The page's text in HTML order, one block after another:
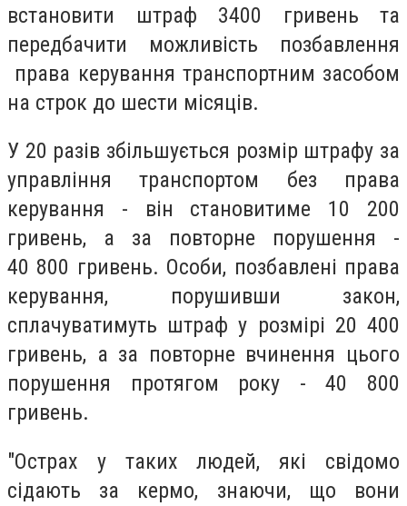
встановити штраф 3400 гривень та
передбачити можливість позбавлення
права керування транспортним засобом
на строк до шести місяців.
У 20 разів збільшується розмір штрафу за
управління транспортом без права
керування - він становитиме 10 200
гривень, а за повторне порушення -
40 800 гривень. Особи, позбавлені права
керування, порушивши закон,
сплачуватимуть штраф у розмірі 20 400
гривень, а за повторне вчинення цього
порушення протягом року - 40 800
гривень.
"Острах у таких людей, які свідомо
сідають за кермо, знаючи, що вони